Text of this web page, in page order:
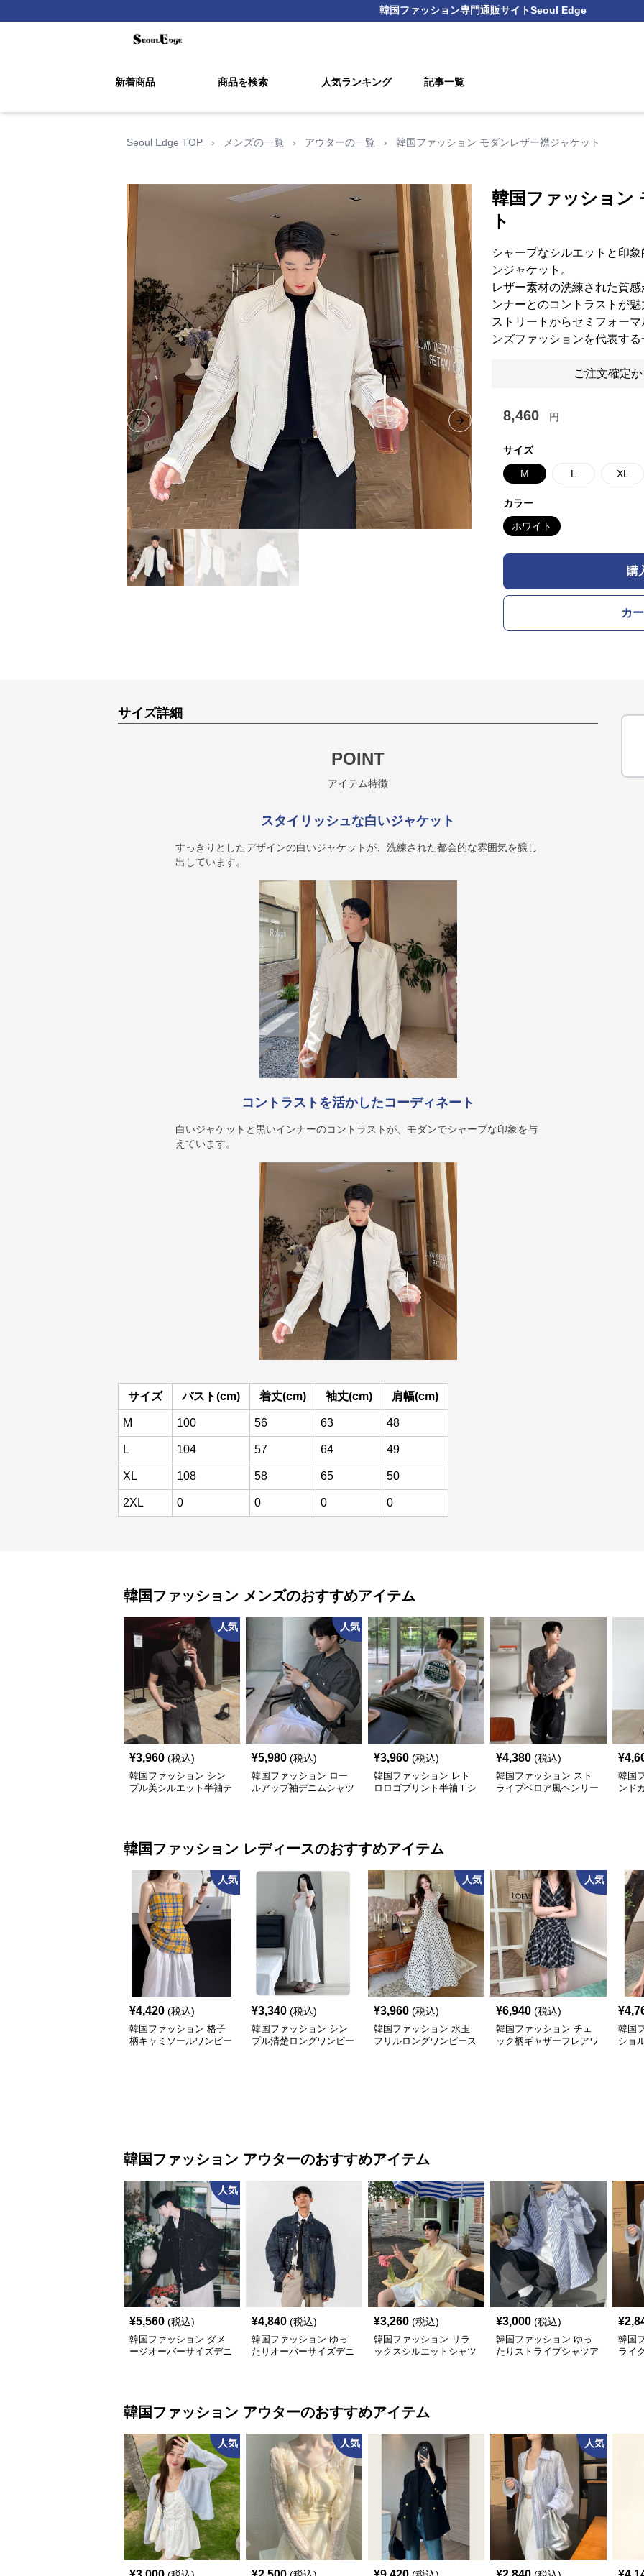
韓国ファッション専門通販サイトSeoul Edge
新着商品 商品を検索 人気ランキング 記事一覧
Seoul Edge TOP › メンズの一覧 › アウターの一覧 › 韓国ファッション モダンレザー襟ジャケット
Previous slide Next slide
韓国ファッション
ト
シャープなシルエットと印
ンジャケット。
レザー素材の洗練された質
ンナーとのコントラストが魅
ストリートからセミフォー
ンズファッションを代表する
ご注文確定
8,460 円
サイズ
M L XL
カラー
ホワイト
購
カ
サイズ詳細
POINT
アイテム特徴
スタイリッシュな白いジャケット
すっきりとしたデザインの白いジャケットが、洗練された都会的な雰囲気を醸し
出しています。
コントラストを活かしたコーディネート
白いジャケットと黒いインナーのコントラストが、モダンでシャープな印象を与
えています。
サイズ バスト(cm) 着丈(cm) 袖丈(cm) 肩幅(cm)
M 100 56 63 48
L 104 57 64 49
XL 108 58 65 50
2XL 0 0 0 0
韓国ファッション メンズのおすすめアイテム
人気
¥3,960 (税込)
韓国ファッション シン
プル美シルエット半袖テ
人気
¥5,980 (税込)
韓国ファッション ロー
ルアップ袖デニムシャツ
¥3,960 (税込)
韓国ファッション レト
ロロゴプリント半袖Ｔシ
¥4,380 (税込)
韓国ファッション スト
ライプベロア風ヘンリー
¥
韓国
ンド
韓国ファッション レディースのおすすめアイテム
人気
¥4,420 (税込)
韓国ファッション 格子
柄キャミソールワンピー
¥3,340 (税込)
韓国ファッション シン
プル清楚ロングワンピー
人気
¥3,960 (税込)
韓国ファッション 水玉
フリルロングワンピース
人気
¥6,940 (税込)
韓国ファッション チェ
ック柄ギャザーフレアワ
¥
韓国
ショ
韓国ファッション アウターのおすすめアイテム
人気
¥5,560 (税込)
韓国ファッション ダメ
ージオーバーサイズデニ
¥4,840 (税込)
韓国ファッション ゆっ
たりオーバーサイズデニ
¥3,260 (税込)
韓国ファッション リラ
ックスシルエットシャツ
¥3,000 (税込)
韓国ファッション ゆっ
たりストライプシャツア
¥
韓国
ライ
韓国ファッション アウターのおすすめアイテム
人気 人気 人気